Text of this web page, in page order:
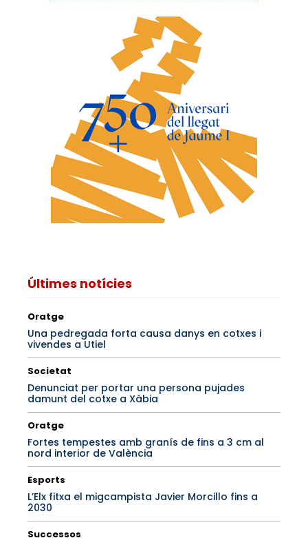
Últimes notícies
Oratge
Una pedregada forta causa danys en cotxes i
vivendes a Utiel
Societat
Denunciat per portar una persona pujades
damunt del cotxe a Xàbia
Oratge
Fortes tempestes amb granís de fins a 3 cm al
nord interior de València
Esports
L’Elx fitxa el migcampista Javier Morcillo fins a
2030
Successos